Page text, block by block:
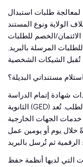
طلبات استبدال
الولاية ونوع المستند
الخصم للطلبات
المرسلة بالبريد.
مستنداتي البديلة؟
شهادة إتمام الدراسة
الثانوية (GED) اختلافًا كبيرًا باختلاف الولاية وطريقة الطلب. تُعد
خدمات الجهات الخارجية
خلال يوم أو يومين عمل
التي لديها أنظمة حفظ